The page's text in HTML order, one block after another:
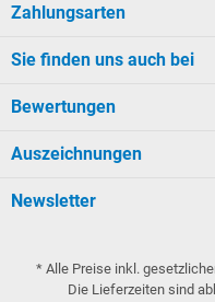
Zahlungsarten
Sie finden uns auch bei
Bewertungen
Auszeichnungen
Newsletter
* Alle Preise inkl.
Die Lieferzeiten sind